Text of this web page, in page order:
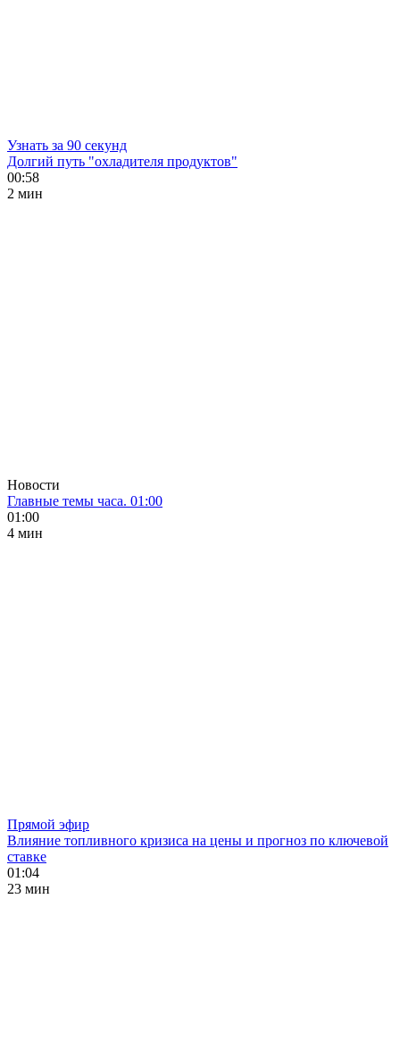
Узнать за 90 секунд
Долгий путь "охладителя продуктов"
00:58
2 мин
Новости
Главные темы часа. 01:00
01:00
4 мин
Прямой эфир
Влияние топливного кризиса на цены и прогноз по ключевой
ставке
01:04
23 мин